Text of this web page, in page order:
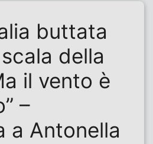
buttata
della
il vento è
–
a Antonella